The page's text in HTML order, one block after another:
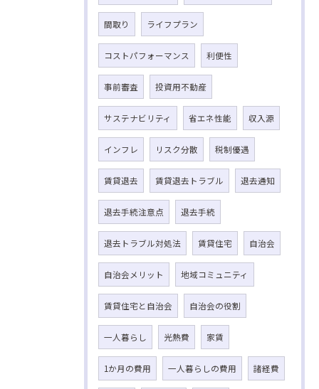
間取り ライフプラン
コストパフォーマンス 利便性
事前審査 投資用不動産
サステナビリティ 省エネ性能 収入源
インフレ リスク分散 税制優遇
賃貸退去 賃貸退去トラブル 退去通知
退去手続注意点 退去手続
退去トラブル対処法 賃貸住宅 自治会
自治会メリット 地域コミュニティ
賃貸住宅と自治会 自治会の役割
一人暮らし 光熱費 家賃
1か月の費用 一人暮らしの費用 諸経費